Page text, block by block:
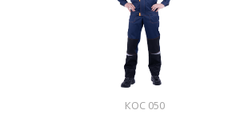
КОС 050